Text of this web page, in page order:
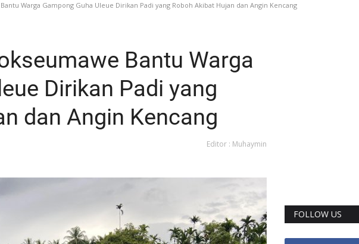
Warga Gampong Guha Uleue Dirikan Padi yang Roboh Akibat Hujan dan Angin Kencang
Bantu Warga
Dirikan Padi yang
dan Angin Kencang
Editor : Muhaymin
FOLLOW US